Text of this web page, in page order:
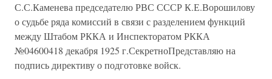
С.С.Каменева председателю РВС СССР К.Е.Ворошилову
о судьбе ряда комиссий в связи с разделением функций
между Штабом РККА и Инспекторатом РККА
№04600418 декабря 1925 г.СекретноПредставляю на
подпись директиву о подготовке войск.